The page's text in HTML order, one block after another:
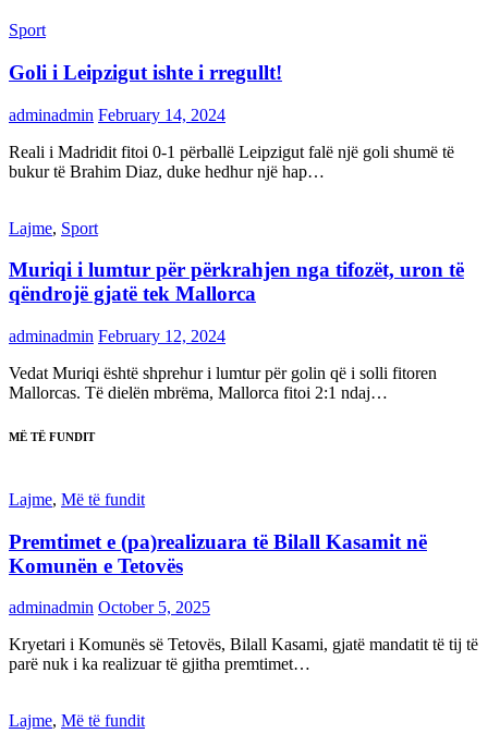
Sport
Goli i Leipzigut ishte i rregullt!
adminadmin February 14, 2024
Reali i Madridit fitoi 0-1 përballë Leipzigut falë një goli shumë të
bukur të Brahim Diaz, duke hedhur një hap…
Lajme, Sport
Muriqi i lumtur për përkrahjen nga tifozët, uron të
qëndrojë gjatë tek Mallorca
adminadmin February 12, 2024
Vedat Muriqi është shprehur i lumtur për golin që i solli fitoren
Mallorcas. Të dielën mbrëma, Mallorca fitoi 2:1 ndaj…
MË TË FUNDIT
Lajme, Më të fundit
Premtimet e (pa)realizuara të Bilall Kasamit në
Komunën e Tetovës
adminadmin October 5, 2025
Kryetari i Komunës së Tetovës, Bilall Kasami, gjatë mandatit të tij të
parë nuk i ka realizuar të gjitha premtimet…
Lajme, Më të fundit